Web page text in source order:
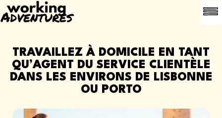
TRAVAILLEZ À DOMICILE EN TANT
QU’AGENT DU SERVICE CLIENTÈLE
DANS LES ENVIRONS DE LISBONNE
OU PORTO